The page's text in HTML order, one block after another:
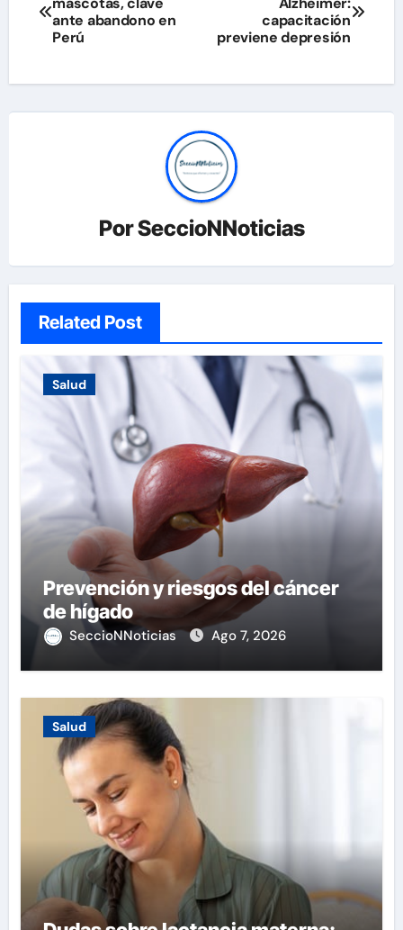
deante abandono en
Perú
capacitación
previene depresión
PorSeccioNNoticias
Related Post
Salud
Prevención y riesgos del cáncer
de hígado
SeccioNNoticias Ago 7, 2026
Salud